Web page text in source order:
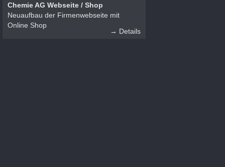
Chemie AG Webseite / Shop
Neuaufbau der Firmenwebseite mit
Online Shop
→ Details